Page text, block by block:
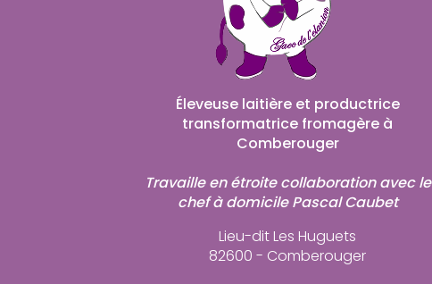
Éleveuse laitière et productrice
transformatrice fromagère à
Comberouger
Travaille en étroite collaboration avec le
chef à domicile Pascal Caubet
Lieu-dit Les Huguets
82600 - Comberouger